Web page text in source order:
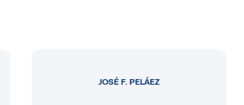
JOSÉ F. PELÁEZ